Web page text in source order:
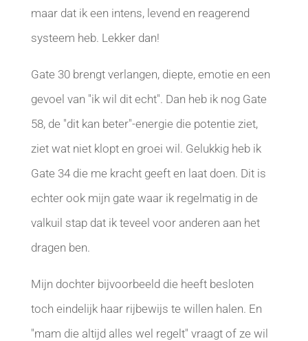
maar dat ik een intens, levend en reagerend
systeem heb. Lekker dan!
Gate 30 brengt verlangen, diepte, emotie en een
gevoel van "ik wil dit echt". Dan heb ik nog Gate
58, de "dit kan beter"-energie die potentie ziet,
ziet wat niet klopt en groei wil. Gelukkig heb ik
Gate 34 die me kracht geeft en laat doen. Dit is
echter ook mijn gate waar ik regelmatig in de
valkuil stap dat ik teveel voor anderen aan het
dragen ben.
Mijn dochter bijvoorbeeld die heeft besloten
toch eindelijk haar rijbewijs te willen halen. En
"mam die altijd alles wel regelt" vraagt of ze wil